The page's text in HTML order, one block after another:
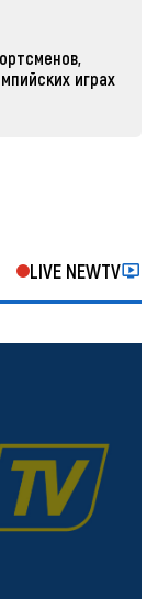
играх
LIVE NEWTV